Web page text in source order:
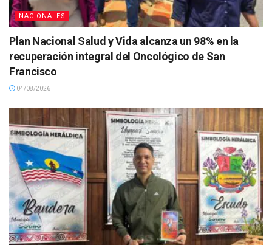
NACIONALES
Plan Nacional Salud y Vida alcanza un 98% en la
recuperación integral del Oncológico de San
Francisco
04/08/2026